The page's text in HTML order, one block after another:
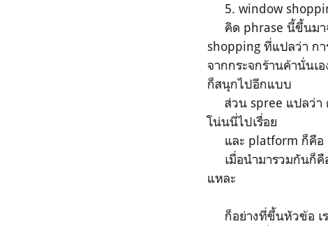
5. window
คิด phrase นี้ขึ้นมาจ
shopping ที่แปลว่า ก
จากกระจกร้านค้านั่นเ
ก็สนุกไปอีกแบบ
ส่วน spree แปลว่า
โน่นนี่ไปเรื่อย
และ platform ก็คือ เ
เมื่อนำมารวมกันก็คื
แหละ
ก็อย่างที่ขึ้นหัวข้อ เร